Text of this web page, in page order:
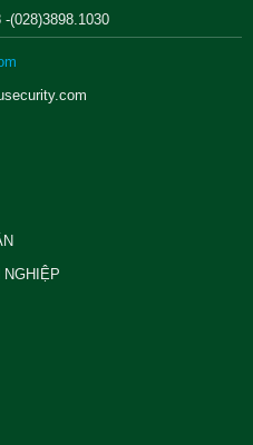
(028)3898.1030
NGHIỆP